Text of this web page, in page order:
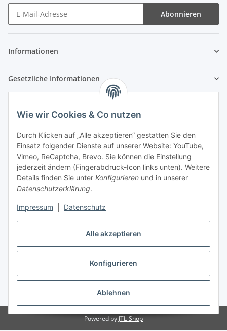
Alle akzeptieren
Konfigurieren
Ablehnen
Wie wir Cookies & Co nutzen
Durch Klicken auf „Alle akzeptieren“ gestatten Sie den
Einsatz folgender Dienste auf unserer Website: YouTube,
Vimeo, ReCaptcha, Brevo. Sie können die Einstellung
jederzeit ändern (Fingerabdruck-Icon links unten). Weitere
Details finden Sie unter Konfigurieren und in unserer
Datenschutzerklärung.
Impressum Datenschutz
Abonnieren
Informationen
Gesetzliche Informationen
Vertrag widerrufen
* Alle Preise inkl. gesetzlicher USt., zzgl.Versand
Powered by JTL-Shop